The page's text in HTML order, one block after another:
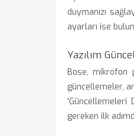
duymanızı
ayarları ise
Yazılım
Bose, mikrofon
güncellemeler,
'Güncellemeleri
gereken ilk